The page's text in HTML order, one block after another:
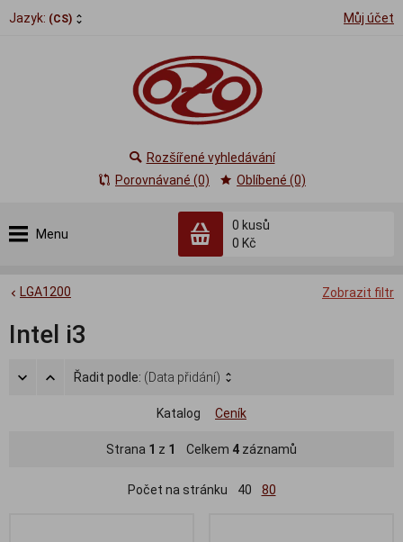
Jazyk: (CS) Můj účet
Menu
0 kusů
0 Kč
Rozšířené vyhledávání
Porovnávané (0)
Oblíbené (0)
Zobrazit filtr
LGA1200
Intel i3
Řadit podle: (Data přidání)
Katalog Ceník
Strana 1 z 1 Celkem 4 záznamů
Počet na stránku 40 80